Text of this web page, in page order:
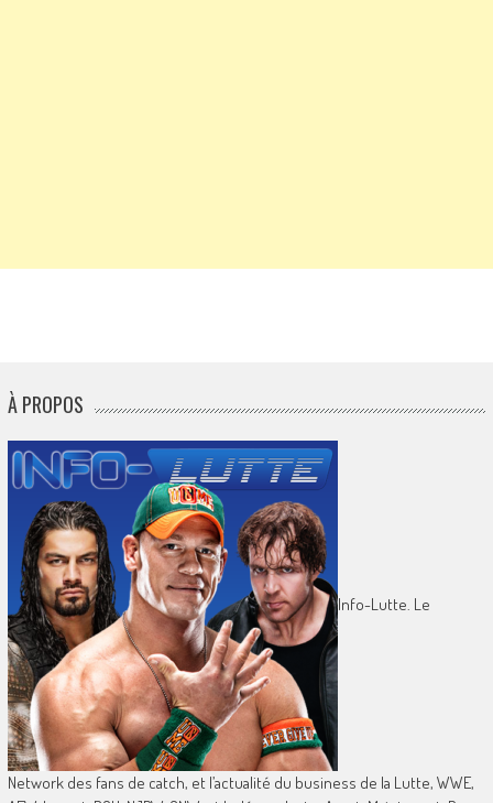
À PROPOS
Info-Lutte. Le
Network des fans de catch, et l’actualité du business de la Lutte, WWE,